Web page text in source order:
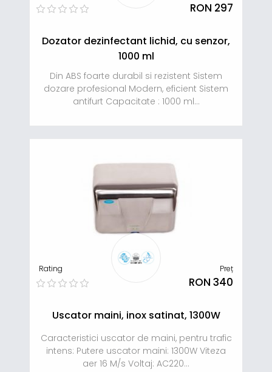
RON 297
Dozator dezinfectant lichid, cu senzor,
1000 ml
Din ABS foarte durabil si rezistent Sistem
dozare profesional Modern, eficient Sistem
antifurt Capacitate : 1000 ml...
Rating Preț
RON 340
Uscator maini, inox satinat, 1300W
Caracteristici uscator de maini, pentru trafic
intens: Putere uscator maini: 1300W Viteza
aer 16 M/s Voltaj: AC220...